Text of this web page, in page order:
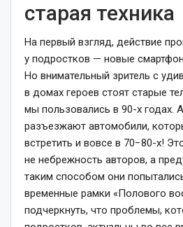
старая техника
На первый взгляд, действие
у подростков — новые
Но внимательный зритель с
в домах героев стоят старые
мы пользовались в 90-х годах.
разъезжают автомобили,
встретить и вовсе в 70−80-х!
не небрежность авторов, а
таким способом они
временные рамки «Полового
подчеркнуть, что проблемы,